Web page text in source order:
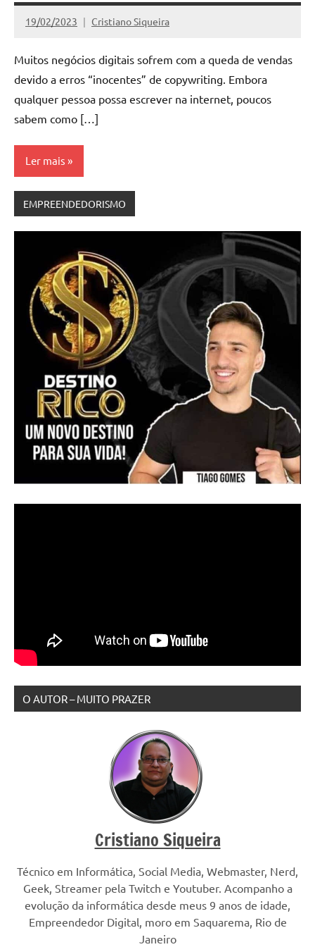
19/02/2023 Cristiano Siqueira
Nenhum
Muitos negócios digitais sofrem com a queda de vendas
devido a erros “inocentes” de copywriting. Embora
qualquer pessoa possa escrever na internet, poucos
sabem como […]
Ler mais
EMPREENDEDORISMO
O AUTOR – MUITO PRAZER
Cristiano Siqueira
Técnico em Informática, Social Media, Webmaster, Nerd,
Geek, Streamer pela Twitch e Youtuber. Acompanho a
evolução da informática desde meus 9 anos de idade,
Empreendedor Digital, moro em Saquarema, Rio de
Janeiro